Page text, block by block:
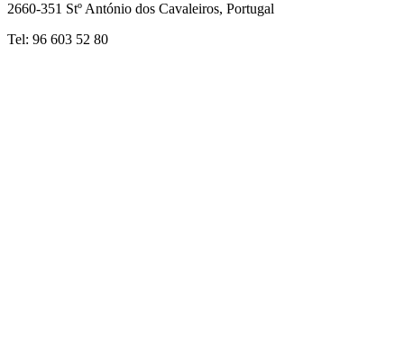
2660-351 Stº António dos Cavaleiros, Portugal
Tel: 96 603 52 80